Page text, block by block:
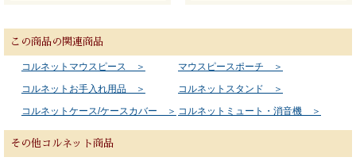
この商品の関連商品
コルネットマウスピース ＞
マウスピースポーチ ＞
コルネットお手入れ用品 ＞
コルネットスタンド ＞
コルネットケース/ケースカバー ＞ コルネットミュート・消音機 ＞
その他コルネット商品